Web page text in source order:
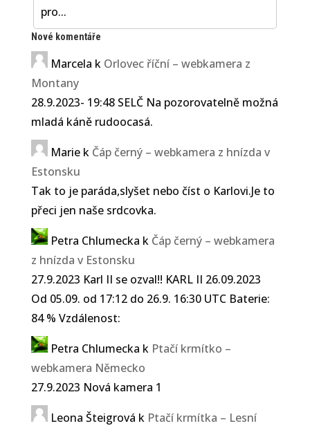
pro...
Nové komentáře
Marcela k Orlovec říční – webkamera z
Montany
28.9.2023- 19:48 SELČ Na pozorovatelně možná
mladá káně rudoocasá.
Mariek Čáp černý – webkamera z hnízda v
Estonsku
Tak to je paráda,slyšet nebo číst o Karlovi.Je to
přeci jen naše srdcovka.
Petra Chlumecka k Čáp černý – webkamera
z hnízda v Estonsku
27.9.2023 Karl II se ozval!! KARL II 26.09.2023
Od 05.09. od 17:12 do 26.9. 16:30 UTC Baterie:
84 % Vzdálenost:
Petra Chlumecka k Ptačí krmítko –
webkamera Německo
27.9.2023 Nová kamera 1
Leona Šteigrová k Ptačí krmítka – Lesní